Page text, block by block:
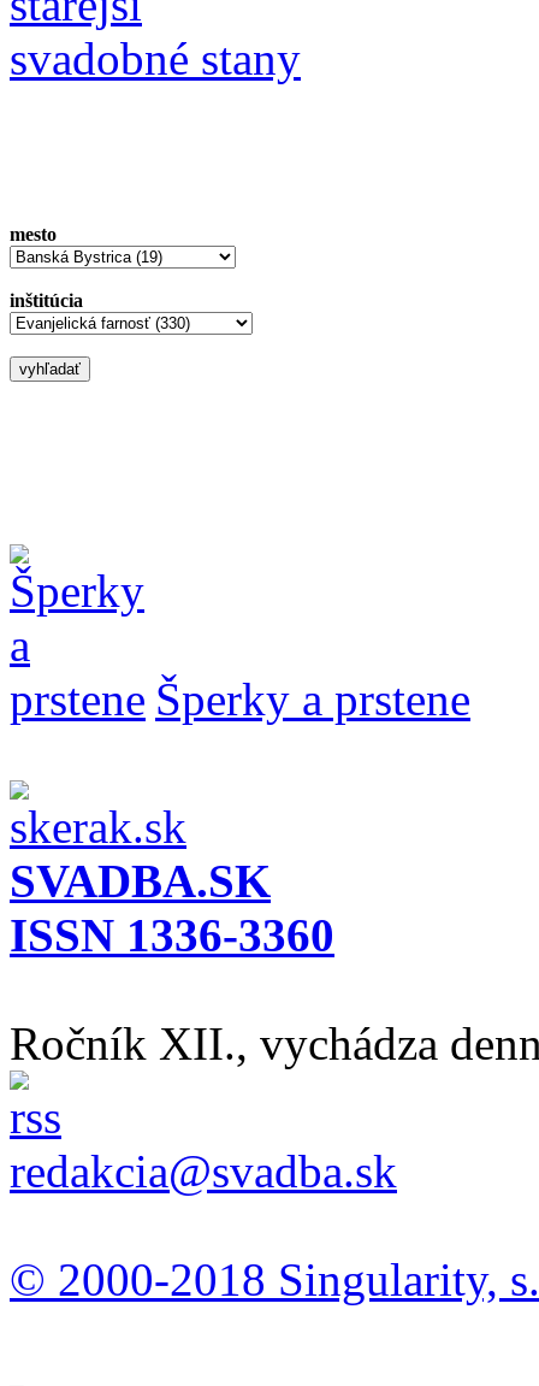
svadobné stany
mesto
inštitúcia
Šperky a prstene
SVADBA.SK
ISSN 1336-3360
Ročník XII., vychádza
redakcia@svadba.sk
© 2000-2018 Singularity,